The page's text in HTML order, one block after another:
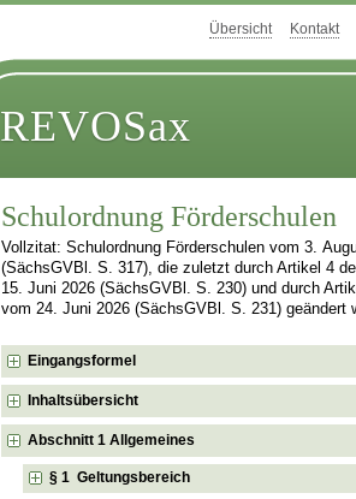
Übersicht Kontakt
REVOSax
Schulordnung Förderschulen
Vollzitat: Schulordnung Förderschulen vom 3.
(SächsGVBl. S. 317), die zuletzt durch Artikel 4
15. Juni 2026 (SächsGVBl. S. 230) und durch
vom 24. Juni 2026 (SächsGVBl. S. 231) geändert
Eingangsformel
Inhaltsübersicht
Abschnitt 1 Allgemeines
§ 1 Geltungsbereich